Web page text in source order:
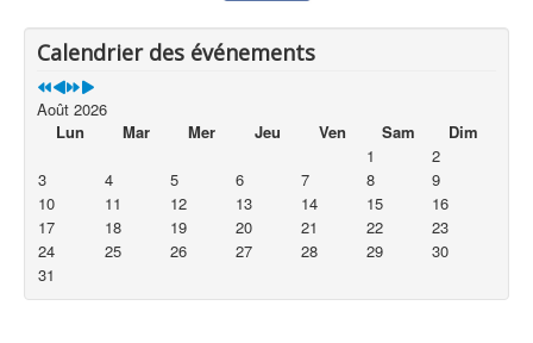
Calendrier des événements
Août 2026
Lun
Mar Mer Jeu Ven Sam
Dim
1
2
3
4 5 6 7 8
9
10
11 12 13 14 15
16
17
18 19 20 21 22
23
24
25 26 27 28 29
30
31